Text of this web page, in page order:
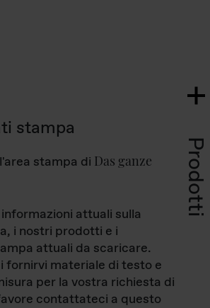
Prodotti
stampa
stampa di Das ganze
attuali sulla
i nostri prodotti e i
attuali da scaricare.
fornirvi materiale di testo e
per la vostra richiesta di
contattateci a questo